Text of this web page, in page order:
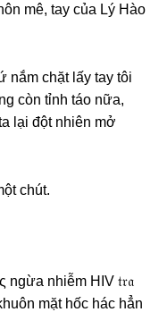
mê, tay của Lý Hào
nắm chặt lấy tay tôi
còn tỉnh táo nữa,
lại đột nhiên mở
chút.
ngừa nhiễm HIV 𝔱𝔯𝔞
mặt hốc hác hẳn